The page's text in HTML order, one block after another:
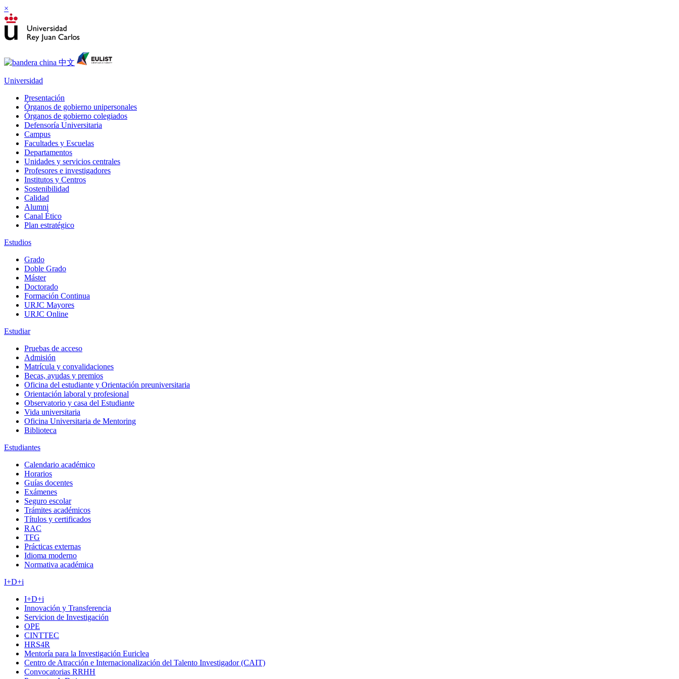
×
Universidad
Presentación
Órganos de gobierno unipersonales
Órganos de gobierno colegiados
Defensoría Universitaria
Campus
Facultades y Escuelas
Departamentos
Unidades y servicios centrales
Profesores e investigadores
Institutos y Centros
Sostenibilidad
Calidad
Alumni
Canal Ético
Plan estratégico
Estudios
Grado
Doble Grado
Máster
Doctorado
Formación Continua
URJC Mayores
URJC Online
Estudiar
Pruebas de acceso
Admisión
Matrícula y convalidaciones
Becas, ayudas y premios
Oficina del estudiante y Orientación preuniversitaria
Orientación laboral y profesional
Observatorio y casa del Estudiante
Vida universitaria
Oficina Universitaria de Mentoring
Biblioteca
Estudiantes
Calendario académico
Horarios
Guías docentes
Exámenes
Seguro escolar
Trámites académicos
Títulos y certificados
RAC
TFG
Prácticas externas
Idioma moderno
Normativa académica
I+D+i
I+D+i
Innovación y Transferencia
Servicion de Investigación
OPE
CINTTEC
HRS4R
Mentoría para la Investigación Euriclea
Centro de Atracción e Internacionalización del Talento Investigador (CAIT)
Convocatorias RRHH